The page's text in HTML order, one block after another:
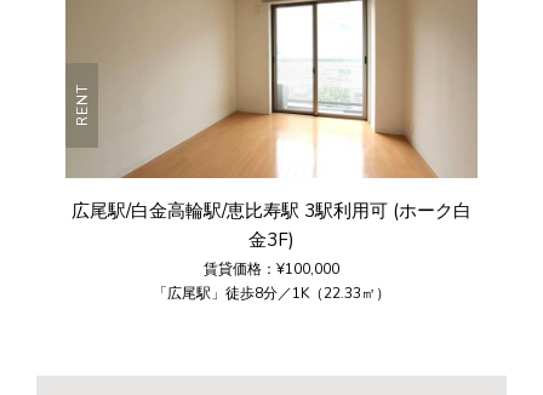
RENT
広尾駅/白金高輪駅/恵比寿駅 3駅利用可 (ホーク白
金3F)
賃貸価格：¥100,000
「広尾駅」徒歩8分／1K（22.33㎡）